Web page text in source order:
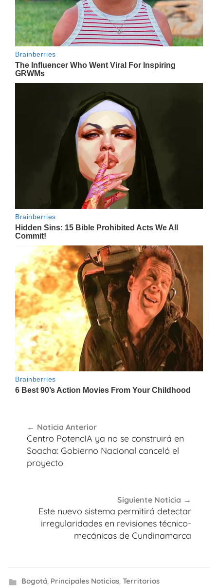
de
entradas
Noticia Anterior
Centro PotencIA ya no se construirá en
Soacha: Gobierno Nacional canceló el
proyecto
Siguiente Noticia
Este nuevo sistema permitirá detectar
irregularidades en revisiones técnico-
mecánicas de Cundinamarca
Bogotá, Principales Noticias, Territorios